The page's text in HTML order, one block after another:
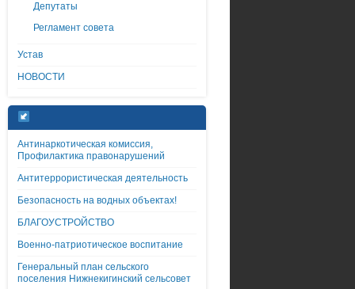
Депутаты
Регламент совета
Устав
НОВОСТИ
Антинаркотическая комиссия,
Профилактика правонарушений
Антитеррористическая деятельность
Безопасность на водных объектах!
БЛАГОУСТРОЙСТВО
Военно-патриотическое воспитание
Генеральный план сельского
поселения Нижнекигинский сельсовет